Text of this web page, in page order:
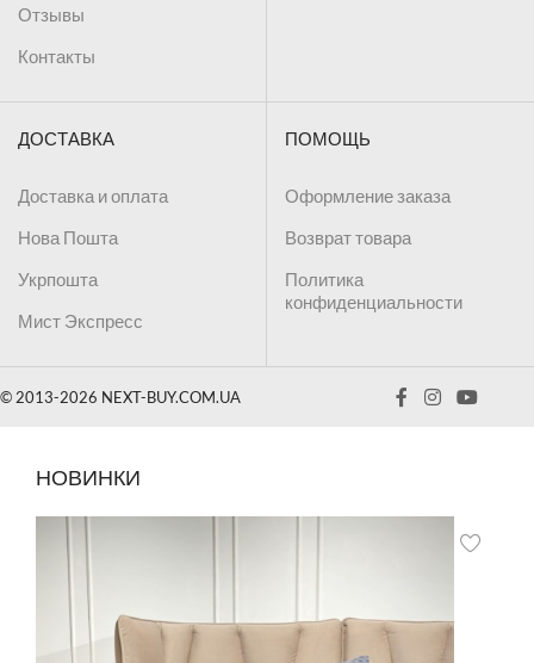
Отзывы
Контакты
ДОСТАВКА
Доставка и оплата
Нова Пошта
Укрпошта
Мист Экспресс
ПОМОЩЬ
Оформление заказа
Возврат товара
Политика
конфиденциальности
© 2013-2026 NEXT-BUY.COM.UA
НОВИНКИ